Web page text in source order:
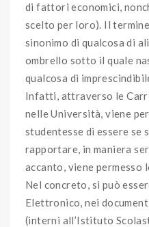
di fattori economici,
scelto per loro). Il
sinonimo di qualcosa di
ombrello sotto il quale
qualcosa di
Infatti, attraverso le
nelle Università, viene
studentesse di essere se
rapportare, in maniera
accanto, viene
Nel concreto, si può
Elettronico, nei
(interni all’Istituto